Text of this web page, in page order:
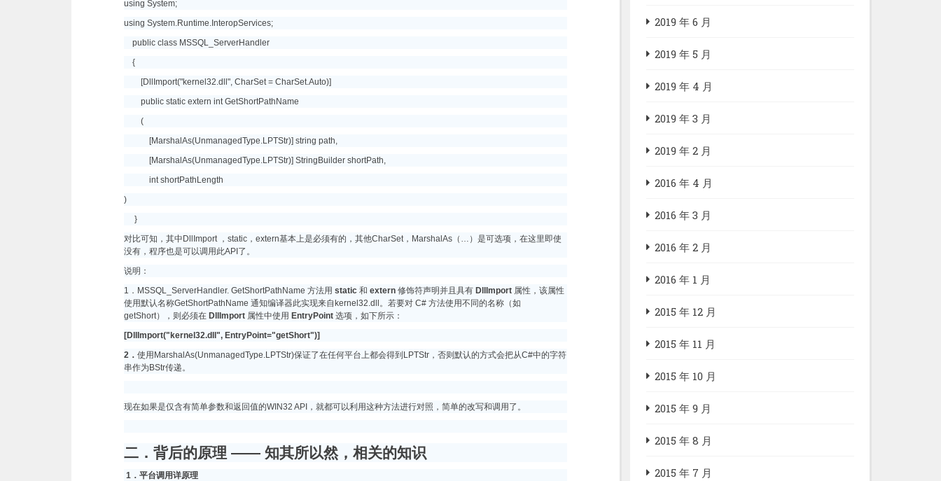
using System;
using System.Runtime.InteropServices;
public class MSSQL_ServerHandler
{
[DllImport("kernel32.dll", CharSet = CharSet.Auto)]
public static extern int GetShortPathName
(
[MarshalAs(UnmanagedType.LPTStr)] string path,
[MarshalAs(UnmanagedType.LPTStr)] StringBuilder shortPath,
int shortPathLength
)
}
对比可知，其中DllImport ，static，extern基本上是必须有的，其他CharSet，MarshalAs（…）是可选项，在这里即使
没有，程序也是可以调用此API了。
说明：
1．MSSQL_ServerHandler. GetShortPathName 方法用 static 和 extern 修饰符声明并且具有 DllImport 属性，该属性
使用默认名称GetShortPathName 通知编译器此实现来自kernel32.dll。若要对 C# 方法使用不同的名称（如
getShort），则必须在 DllImport 属性中使用 EntryPoint 选项，如下所示：
[DllImport("kernel32.dll", EntryPoint="getShort")]
2 ． 使用MarshalAs(UnmanagedType.LPTStr)保证了在任何平台上都会得到LPTStr，否则默认的方式会把从C#中的字符
串作为BStr传递。
现在如果是仅含有简单参数和返回值的WIN32 API，就都可以利用这种方法进行对照，简单的改写和调用了。
二．背后的原理 ―― 知其所以然，相关的知识
1 ．平台调用详原理
2019 年 6 月
2019 年 5 月
2019 年 4 月
2019 年 3 月
2019 年 2 月
2016 年 4 月
2016 年 3 月
2016 年 2 月
2016 年 1 月
2015 年 12 月
2015 年 11 月
2015 年 10 月
2015 年 9 月
2015 年 8 月
2015 年 7 月